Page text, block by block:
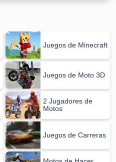
Juegos de Minecraft
Juegos de Moto 3D
2 Jugadores de
Motos
Juegos de Carreras